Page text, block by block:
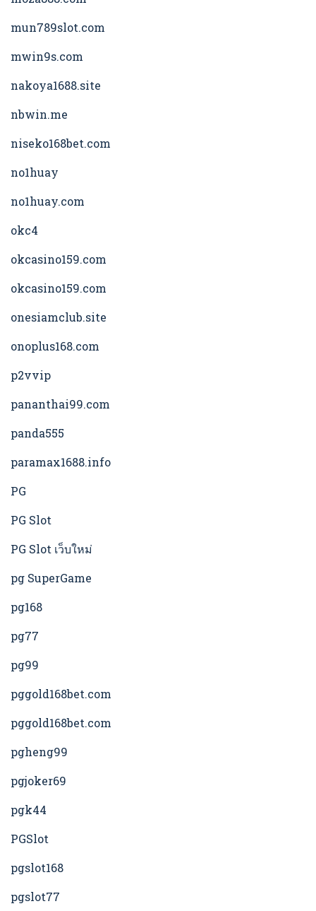
mun789slot.com
mwin9s.com
nakoya1688.site
nbwin.me
niseko168bet.com
no1huay
no1huay.com
okc4
okcasino159.com
okcasino159.com
onesiamclub.site
onoplus168.com
p2vvip
pananthai99.com
panda555
paramax1688.info
PG
PG Slot
PG Slot เว็บใหม่
pg SuperGame
pg168
pg77
pg99
pggold168bet.com
pggold168bet.com
pgheng99
pgjoker69
pgk44
PGSlot
pgslot168
pgslot77